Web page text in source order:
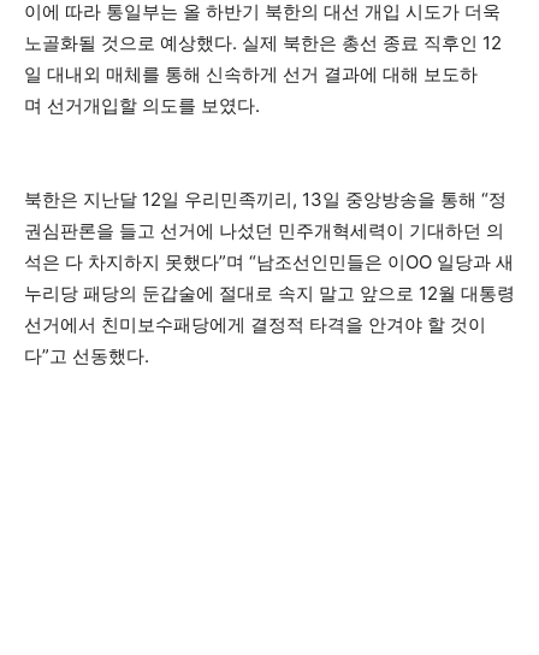
이에 따라 통일부는 올 하반기 북한의 대선 개입 시도가 더욱
노골화될 것으로 예상했다. 실제 북한은 총선 종료 직후인 12
일 대내외 매체를 통해 신속하게 선거 결과에 대해 보도하
며 선거개입할 의도를 보였다.
북한은 지난달 12일 우리민족끼리, 13일 중앙방송을 통해 “정
권심판론을 들고 선거에 나섰던 민주개혁세력이 기대하던 의
석은 다 차지하지 못했다”며 “남조선인민들은 이OO 일당과 새
누리당 패당의 둔갑술에 절대로 속지 말고 앞으로 12월 대통령
선거에서 친미보수패당에게 결정적 타격을 안겨야 할 것이
다”고 선동했다.